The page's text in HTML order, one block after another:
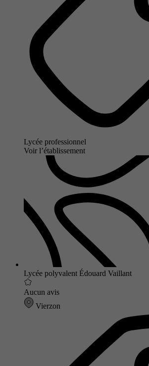
Lycée professionnel
Voir l’établissement
Lycée polyvalent Édouard Vaillant
Aucun avis
Vierzon